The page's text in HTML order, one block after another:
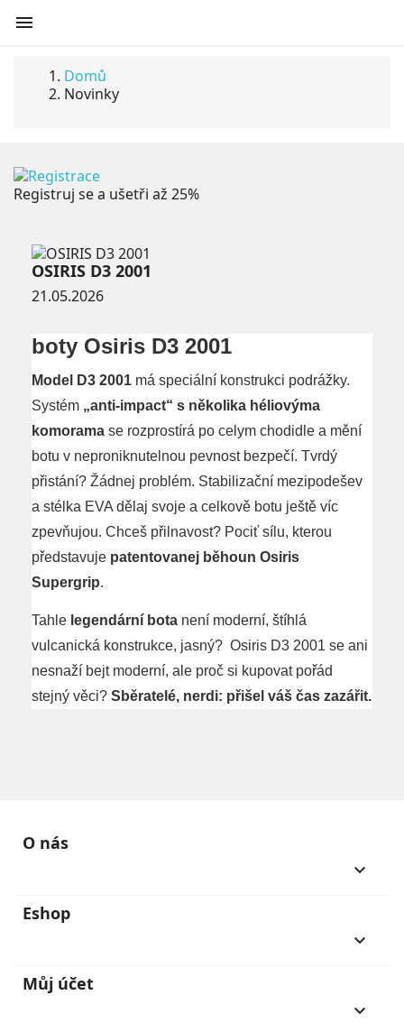

Domů
Novinky
Registruj se a ušetři až 25%
OSIRIS D3 2001
21.05.2026
boty Osiris D3 2001
Model D3 2001 má speciální konstrukci podrážky.
Systém „anti-impact“ s několika héliovýma
komorama se rozprostírá po celym chodidle a mění
botu v neproniknutelnou pevnost bezpečí. Tvrdý
přistání? Žádnej problém. Stabilizační mezipodešev
a stélka EVA dělaj svoje a celkově botu ještě víc
zpevňujou. Chceš přilnavost? Pociť sílu, kterou
představuje patentovanej běhoun Osiris
Supergrip.
Tahle legendární bota není moderní, štíhlá
vulcanická konstrukce, jasný? Osiris D3 2001 se ani
nesnaží bejt moderní, ale proč si kupovat pořád
stejný věci? Sběratelé, nerdi: přišel váš čas zazářit.
O nás
keyboard_arrow_down
Eshop
keyboard_arrow_down
Můj účet
keyboard_arrow_down